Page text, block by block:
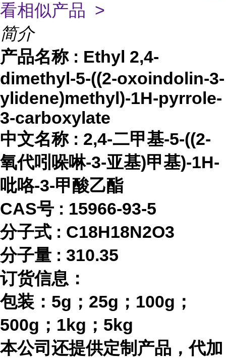
看相似产品 >
简介
产品名称 : Ethyl 2,4-
dimethyl-5-((2-oxoindolin-3-
ylidene)methyl)-1H-pyrrole-
3-carboxylate
中文名称 : 2,4-二甲基-5-((2-
氧代吲哚啉-3-亚基)甲基)-1H-
吡咯-3-甲酸乙酯
CAS号 : 15966-93-5
分子式 : C18H18N2O3
分子量 : 310.35
订货信息：
包装： 5g；25g；100g；
500g；1kg；5kg
本公司还提供定制产品，代加